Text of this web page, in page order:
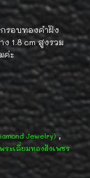
รอบทองคำฝัง
1.8 cm สูงรวม
มค่ะ
Jewelry),
พระเลี่ยมทองฝังเพชร